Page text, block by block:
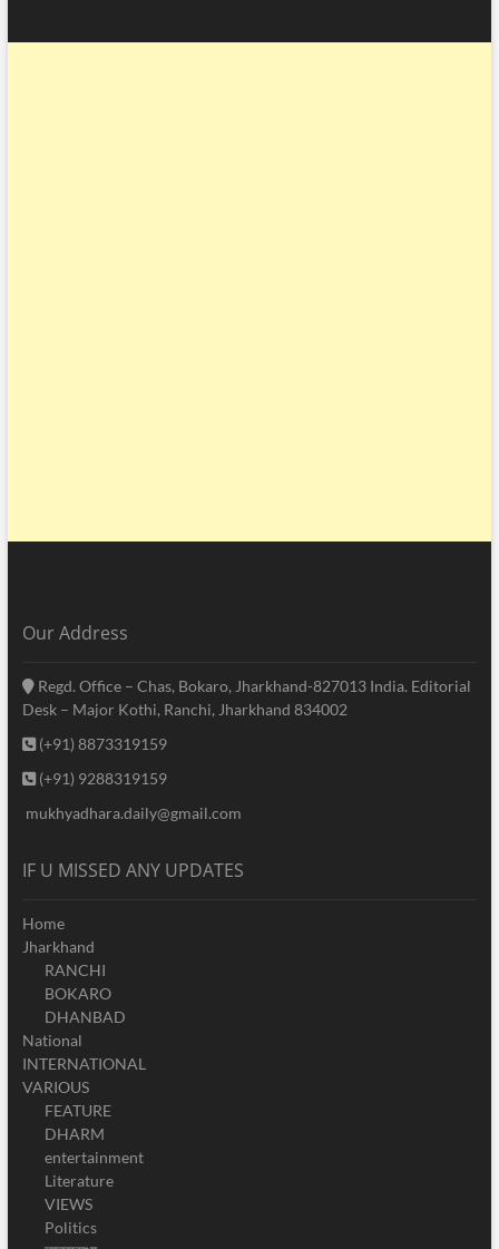
Our Address
Regd. Office – Chas, Bokaro, Jharkhand-827013 India. Editorial
Desk – Major Kothi, Ranchi, Jharkhand 834002
(+91) 8873319159
(+91) 9288319159
mukhyadhara.daily@gmail.com
IF U MISSED ANY UPDATES
Home
Jharkhand
RANCHI
BOKARO
DHANBAD
National
INTERNATIONAL
VARIOUS
FEATURE
DHARM
entertainment
Literature
VIEWS
Politics